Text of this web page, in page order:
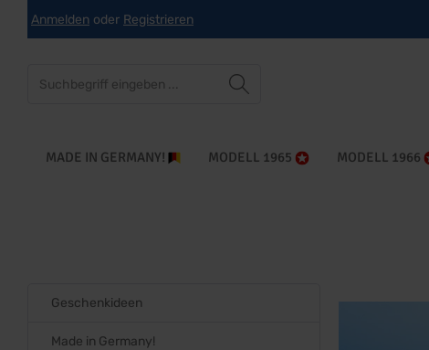
springen Zur Hauptnavigation springen
Anmelden oder Registrieren
MADE IN GERMANY! MODELL 1965 MODELL 1966
Geschenkideen
Made in Germany!